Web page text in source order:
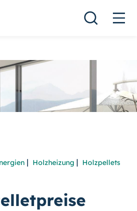
| Holzheizung | Holzpellets